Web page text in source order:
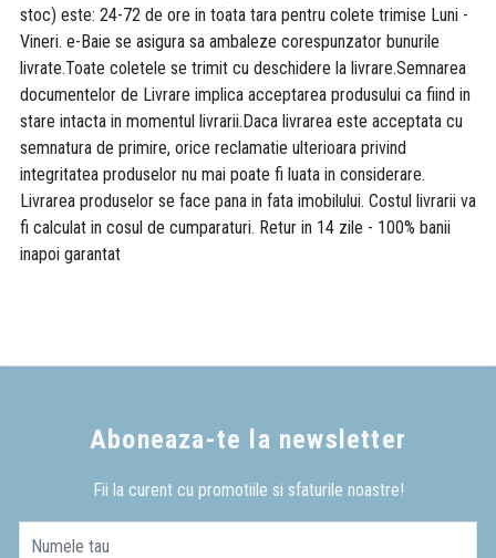
stoc) este: 24-72 de ore in toata tara pentru colete trimise Luni -
Vineri. e-Baie se asigura sa ambaleze corespunzator bunurile
livrate.Toate coletele se trimit cu deschidere la livrare.Semnarea
documentelor de Livrare implica acceptarea produsului ca fiind in
stare intacta in momentul livrarii.Daca livrarea este acceptata cu
semnatura de primire, orice reclamatie ulterioara privind
integritatea produselor nu mai poate fi luata in considerare.
Livrarea produselor se face pana in fata imobilului. Costul livrarii va
fi calculat in cosul de cumparaturi. Retur in 14 zile - 100% banii
inapoi garantat
Aboneaza-te la newsletter
Fii la curent cu promotiile si sfaturile noastre!
Numele tau